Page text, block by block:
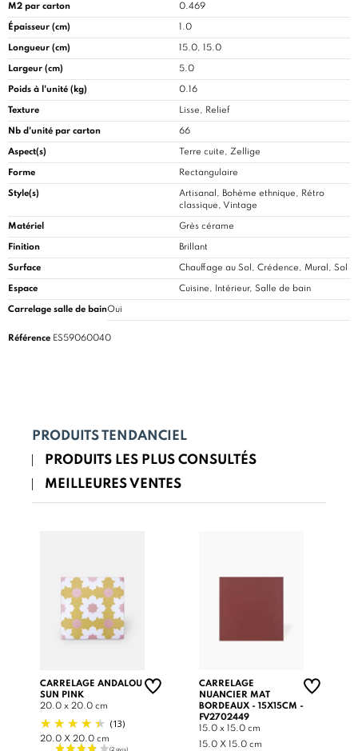
M2 par carton 0.469
Épaisseur (cm) 1.0
Longueur (cm) 15.0, 15.0
Largeur (cm) 5.0
Poids à l'unité (kg) 0.16
Texture Lisse, Relief
Nb d'unité par carton 66
Aspect(s) Terre cuite, Zellige
Forme Rectangulaire
Style(s)
Artisanal, Bohème ethnique, Rétro
classique, Vintage
Matériel Grès cérame
Finition Brillant
Surface Chauffage au Sol, Crédence, Mural, Sol
Espace Cuisine, Intérieur, Salle de bain
Carrelage salle de bainOui
Référence ES59060040
PRODUITS TENDANCIEL
PRODUITS LES PLUS CONSULTÉS
MEILLEURES VENTES
CARRELAGE ANDALOU
SUN PINK
20.0 x 20.0 cm
(13)
20.0 X 20.0 cm
CARRELAGE
NUANCIER MAT
BORDEAUX - 15X15CM -
FV2702449
15.0 x 15.0 cm
15.0 X 15.0 cm